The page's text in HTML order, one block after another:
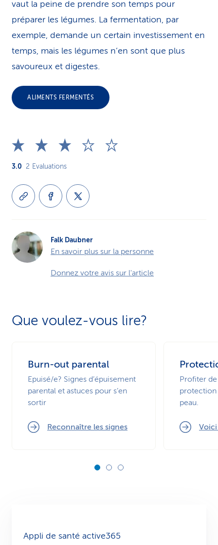
vaut la peine de prendre son temps pour
préparer les légumes. La fermentation, par
exemple, demande un certain investissement en
temps, mais les légumes n’en sont que plus
savoureux et digestes.
ALIMENTS FERMENTÉS
3.0 2 Evaluations
Falk Daubner
En savoir plus sur la personne
Donnez votre avis sur l'article
Que voulez-vous lire?
Burn-out parental
Epuisé/e? Signes d’épuisement
parental et astuces pour s’en
sortir
Reconnaître les signes
Profiter de
protection
peau.
Appli de santé active365